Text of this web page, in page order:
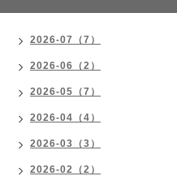
2026-07（7）
2026-06（2）
2026-05（7）
2026-04（4）
2026-03（3）
2026-02（2）